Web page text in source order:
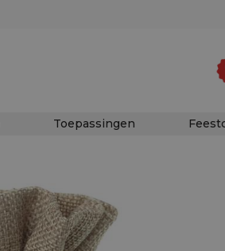
Toepassingen